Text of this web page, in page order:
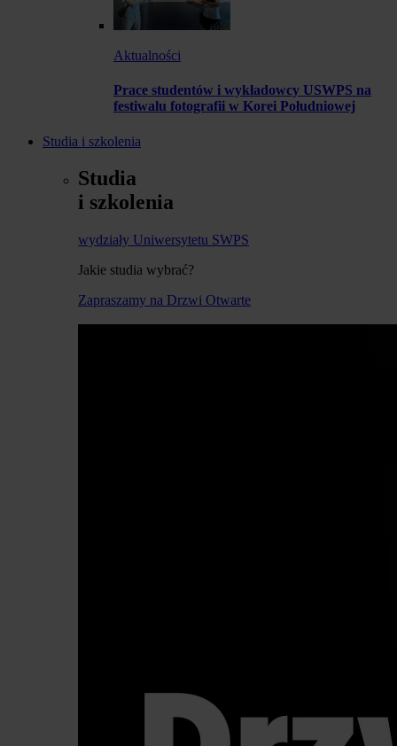
Aktualności
Prace studentów i wykładowcy USWPS na
festiwalu fotografii w Korei Południowej
Studia i szkolenia
Studia
i szkolenia
wydziały Uniwersytetu SWPS
Jakie studia wybrać?
Zapraszamy na Drzwi Otwarte